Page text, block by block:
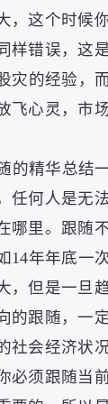
，这个时候
样错误 ，这
灾的经验 ，
飞心灵 ， 市
精华总结一
任何人是无
哪里。 跟随
14年年底一
，但是一旦
的跟随 ，一
社会经济状
必须跟随当